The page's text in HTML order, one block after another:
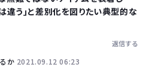
違う｣と差別化を図りたい典型的な
返信する
か 2021.09.12 06:23